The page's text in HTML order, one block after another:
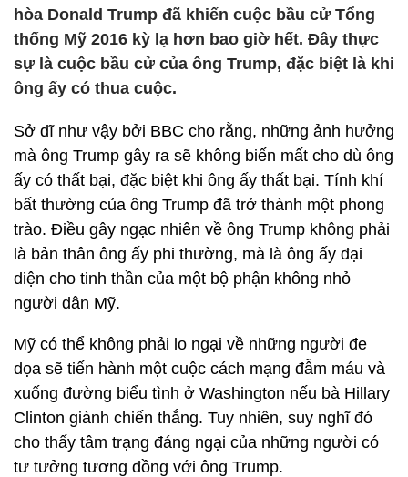
hòa Donald Trump đã khiến cuộc bầu cử Tổng
thống Mỹ 2016 kỳ lạ hơn bao giờ hết. Đây thực
sự là cuộc bầu cử của ông Trump, đặc biệt là khi
ông ấy có thua cuộc.
Sở dĩ như vậy bởi BBC cho rằng, những ảnh hưởng
mà ông Trump gây ra sẽ không biến mất cho dù ông
ấy có thất bại, đặc biệt khi ông ấy thất bại. Tính khí
bất thường của ông Trump đã trở thành một phong
trào. Điều gây ngạc nhiên về ông Trump không phải
là bản thân ông ấy phi thường, mà là ông ấy đại
diện cho tinh thần của một bộ phận không nhỏ
người dân Mỹ.
Mỹ có thể không phải lo ngại về những người đe
dọa sẽ tiến hành một cuộc cách mạng đẫm máu và
xuống đường biểu tình ở Washington nếu bà Hillary
Clinton giành chiến thắng. Tuy nhiên, suy nghĩ đó
cho thấy tâm trạng đáng ngại của những người có
tư tưởng tương đồng với ông Trump.